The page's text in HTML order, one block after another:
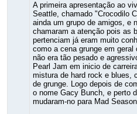
A primeira apresentação ao
Seattle, chamado "Crocodilo
ainda um grupo de amigos, e
chamaram a atenção pois as
pertenciam já eram muito
como a cena grunge em
não era tão pesado e
Pearl Jam em inicio de
mistura de hard rock e blues,
de grunge. Logo depois de
o nome Gacy Bunch, e perto
mudaram-no para Mad